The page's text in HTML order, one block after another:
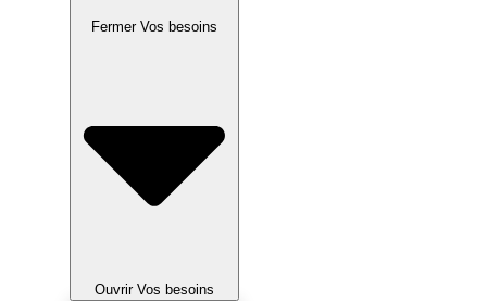
Fermer Vos besoins
Ouvrir Vos besoins